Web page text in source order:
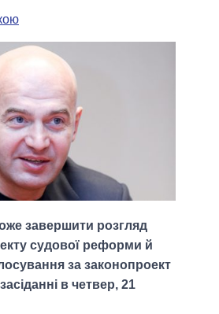
завершити розгляд
судової реформи й
за законопроект
в четвер, 21